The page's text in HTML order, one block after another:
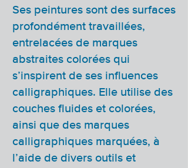
Ses peintures sont des surfaces
profondément travaillées,
entrelacées de marques
abstraites colorées qui
s’inspirent de ses influences
calligraphiques. Elle utilise des
couches fluides et colorées,
ainsi que des marques
calligraphiques marquées, à
l’aide de divers outils et